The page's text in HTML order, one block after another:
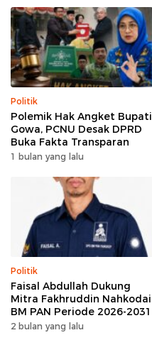
Politik
Polemik Hak Angket Bupati
Gowa, PCNU Desak DPRD
Buka Fakta Transparan
1 bulan yang lalu
Politik
Faisal Abdullah Dukung
Mitra Fakhruddin Nahkodai
BM PAN Periode 2026-2031
2 bulan yang lalu